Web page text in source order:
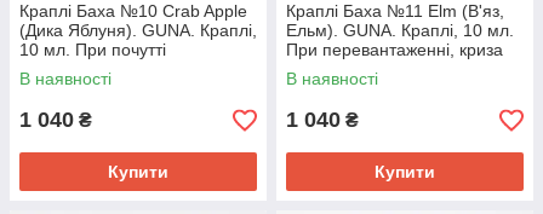
Краплі Баха №10 Crab Apple
(Дика Яблуня). GUNA. Краплі,
10 мл. При почутті
забруднення всередині
В наявності
1 040 ₴
Купити
Краплі Баха №11 Elm (В'яз,
Ельм). GUNA. Краплі, 10 мл.
При перевантаженні, криза
втоми
В наявності
1 040 ₴
Купити